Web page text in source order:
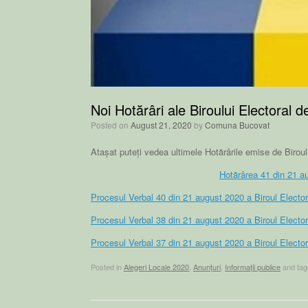
Noi Hotărâri ale Biroului Electoral
Posted on August 21, 2020 byComuna Bucovat
Atașat puteți vedea ultimele Hotărârile emise de
Hotărârea 41 din 21
Procesul Verbal 40 din 21 august 2020 a Biroul
Procesul Verbal 38 din 21 august 2020 a Biroul
Procesul Verbal 37 din 21 august 2020 a Biroul
Posted in Alegeri Locale 2020 Anunțuri Informații publiceand